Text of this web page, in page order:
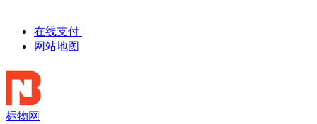
在线支付 |
网站地图
标物网